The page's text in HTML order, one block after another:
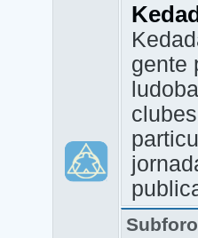
gente